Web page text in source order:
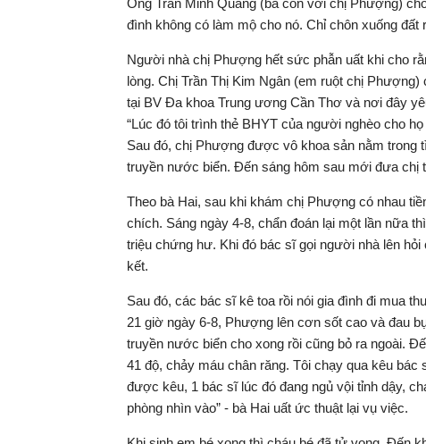
Ông Trần Minh Quang (bà con với chị Phượng)
đình không có làm mộ cho nó. Chỉ chôn xuống đất
Người nhà chị Phượng hết sức phẫn uất khi cho
lòng. Chị Trần Thị Kim Ngân (em ruột chị
tại BV Đa khoa Trung ương Cần Thơ và nơi đây
“Lúc đó tôi trình thẻ BHYT của người nghèo cho
Sau đó, chị Phượng được vô khoa sản nằm trong
truyền nước biển. Đến sáng hôm sau mới đưa chị
Theo bà Hai, sau khi khám chị Phượng có nhau
chích. Sáng ngày 4-8, chẩn đoán lại một lần nữa
triệu chứng hư. Khi đó bác sĩ gọi người nhà lên
kết.
Sau đó, các bác sĩ kê toa rồi nói gia đình đi mua
21 giờ ngày 6-8, Phượng lên cơn sốt cao và đau
truyền nước biển cho xong rồi cũng bỏ ra ngoài.
41 độ, chảy máu chân răng. Tôi chạy qua kêu
được kêu, 1 bác sĩ lúc đó đang ngủ vội tỉnh dậy,
phòng nhìn vào” - bà Hai uất ức thuật lại vụ việc.